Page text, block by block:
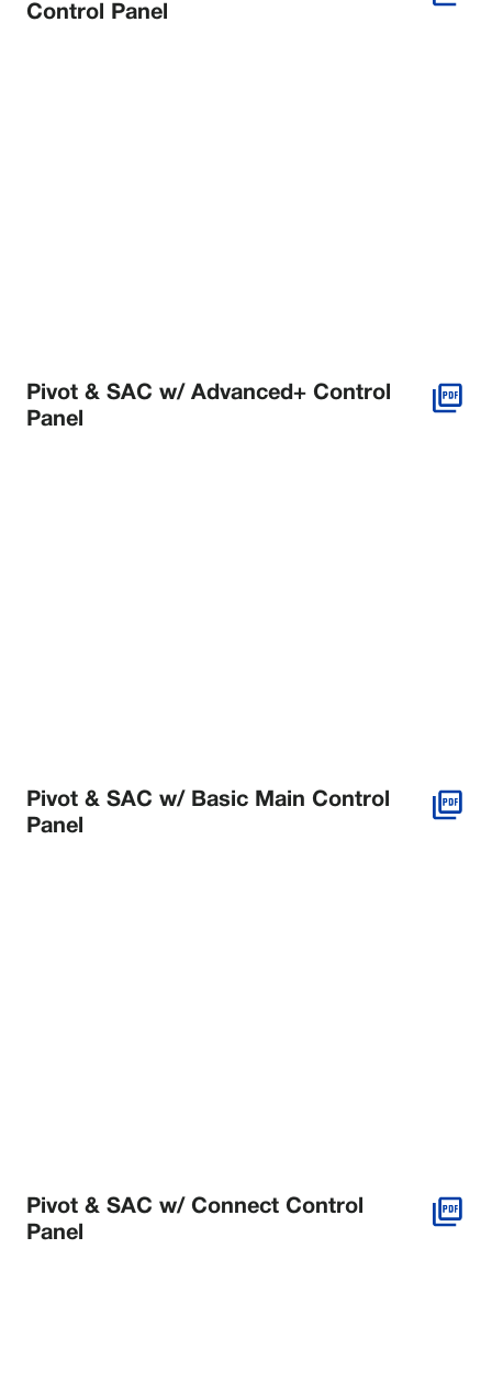
Control Panel
Pivot & SAC w/ Advanced+ Control
Panel
Pivot & SAC w/ Basic Main Control
Panel
Pivot & SAC w/ Connect Control
Panel